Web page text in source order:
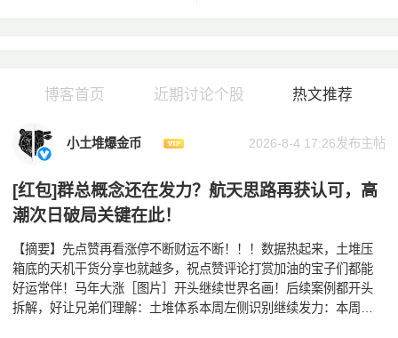
博客首页 近期讨论个股 热文推荐
小土堆爆金币 2026-8-4 17:26发布主帖
[红包]群总概念还在发力？航天思路再获认可，高
潮次日破局关键在此！
【摘要】先点赞再看涨停不断财运不断！！！数据热起来，土堆压
箱底的天机干货分享也就越多，祝点赞评论打赏加油的宝子们都能
好运常伴！马年大涨［图片］开头继续世界名画！后续案例都开头
拆解，好让兄弟们理解：土堆体系本周左侧识别继续发力：本周一